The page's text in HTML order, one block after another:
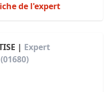
de l'expert
| Expert